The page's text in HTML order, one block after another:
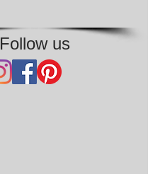
Follow us